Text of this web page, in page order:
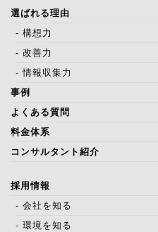
選ばれる理由
- 構想力
- 改善力
- 情報収集力
事例
よくある質問
料金体系
コンサルタント紹介
採用情報
- 会社を知る
- 環境を知る